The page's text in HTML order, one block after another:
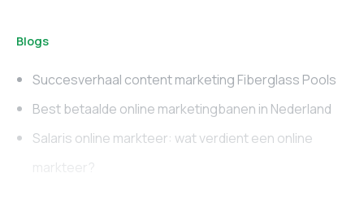
Blogs
Succesverhaal content marketing Fiberglass Pools
Best betaalde online marketingbanen in Nederland
Salaris online markteer: wat verdient een online
markteer?